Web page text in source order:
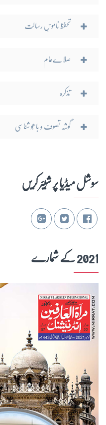
تحفظ ناموسِ رسالت
صلاےعام
تذکرہ
گوشہ تصوف و باھُو شناسی
سوشل میڈیا پر شِیئر کریں
2021 کے شمارے